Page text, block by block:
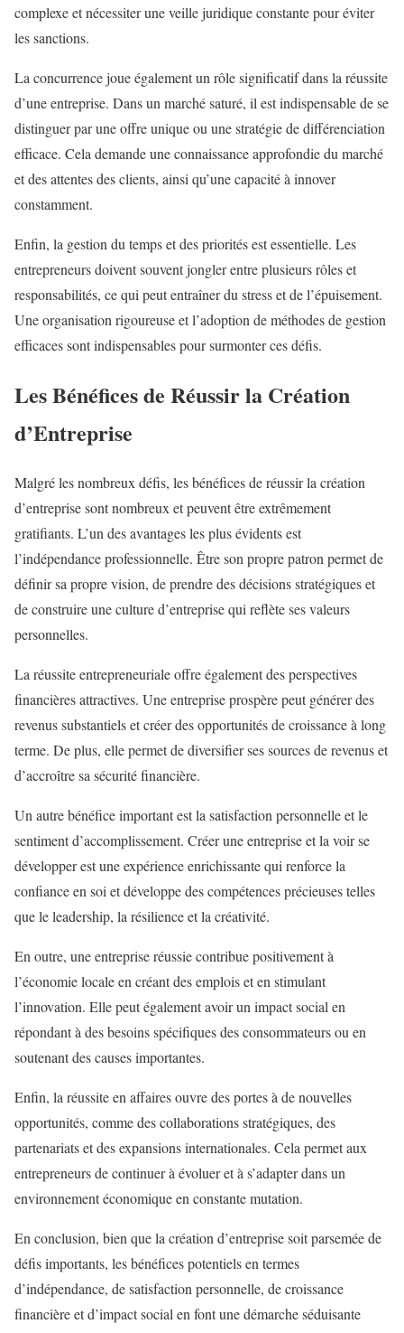
complexe et nécessiter une veille juridique constante pour éviter
les sanctions.
La concurrence joue également un rôle significatif dans la réussite
d’une entreprise. Dans un marché saturé, il est indispensable de se
distinguer par une offre unique ou une stratégie de différenciation
efficace. Cela demande une connaissance approfondie du marché
et des attentes des clients, ainsi qu’une capacité à innover
constamment.
Enfin, la gestion du temps et des priorités est essentielle. Les
entrepreneurs doivent souvent jongler entre plusieurs rôles et
responsabilités, ce qui peut entraîner du stress et de l’épuisement.
Une organisation rigoureuse et l’adoption de méthodes de gestion
efficaces sont indispensables pour surmonter ces défis.
Les Bénéfices de Réussir la Création
d’Entreprise
Malgré les nombreux défis, les bénéfices de réussir la création
d’entreprise sont nombreux et peuvent être extrêmement
gratifiants. L’un des avantages les plus évidents est
l’indépendance professionnelle. Être son propre patron permet de
définir sa propre vision, de prendre des décisions stratégiques et
de construire une culture d’entreprise qui reflète ses valeurs
personnelles.
La réussite entrepreneuriale offre également des perspectives
financières attractives. Une entreprise prospère peut générer des
revenus substantiels et créer des opportunités de croissance à long
terme. De plus, elle permet de diversifier ses sources de revenus et
d’accroître sa sécurité financière.
Un autre bénéfice important est la satisfaction personnelle et le
sentiment d’accomplissement. Créer une entreprise et la voir se
développer est une expérience enrichissante qui renforce la
confiance en soi et développe des compétences précieuses telles
que le leadership, la résilience et la créativité.
En outre, une entreprise réussie contribue positivement à
l’économie locale en créant des emplois et en stimulant
l’innovation. Elle peut également avoir un impact social en
répondant à des besoins spécifiques des consommateurs ou en
soutenant des causes importantes.
Enfin, la réussite en affaires ouvre des portes à de nouvelles
opportunités, comme des collaborations stratégiques, des
partenariats et des expansions internationales. Cela permet aux
entrepreneurs de continuer à évoluer et à s’adapter dans un
environnement économique en constante mutation.
En conclusion, bien que la création d’entreprise soit parsemée de
défis importants, les bénéfices potentiels en termes
d’indépendance, de satisfaction personnelle, de croissance
financière et d’impact social en font une démarche séduisante